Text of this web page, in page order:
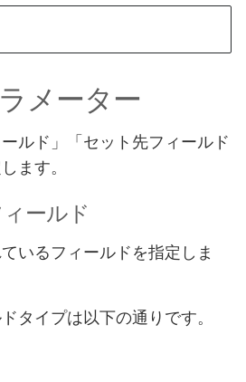
メーター
ルド」「セット先フィールド
ます。
ールド
いるフィールドを指定しま
タイプは以下の通りです。